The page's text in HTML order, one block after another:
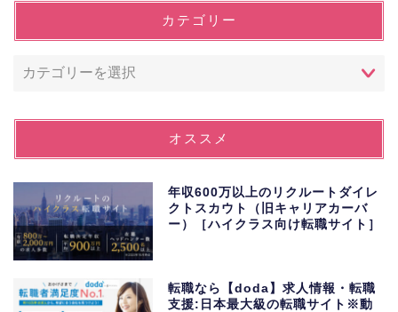
カテゴリー
オススメ
年収600万以上のリクルートダイレ
クトスカウト（旧キャリアカーバ
ー）［ハイクラス向け転職サイト］
転職なら【doda】求人情報・転職
支援:日本最大級の転職サイト※動